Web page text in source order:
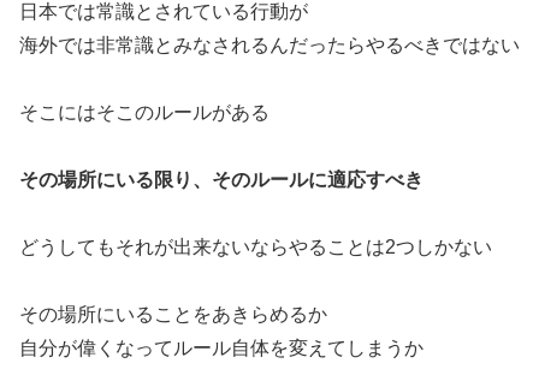
日本では常識とされている行動が
海外では非常識とみなされるんだったらやるべきではない
そこにはそこのルールがある
その場所にいる限り、そのルールに適応すべき
どうしてもそれが出来ないならやることは2つしかない
その場所にいることをあきらめるか
自分が偉くなってルール自体を変えてしまうか